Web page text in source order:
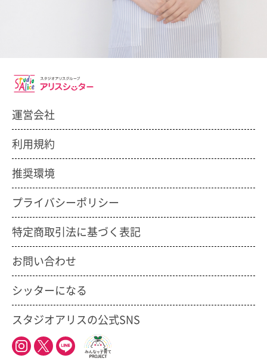
運営会社
利用規約
推奨環境
プライバシーポリシー
特定商取引法に基づく表記
お問い合わせ
シッターになる
スタジオアリスの公式SNS